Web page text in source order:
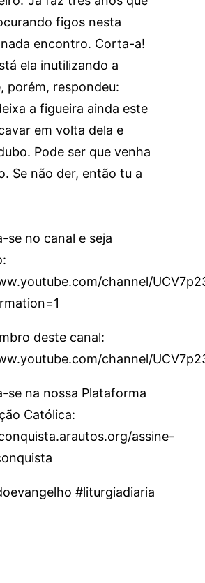
figos nesta
encontro. Corta-a!
ela inutilizando a
porém, respondeu:
a figueira ainda este
em volta dela e
Pode ser que venha
Se não der, então tu a
se no canal e seja
channel/
deste canal:
channel/
se na nossa Plataforma
Católica:
assine-
#liturgiadiaria